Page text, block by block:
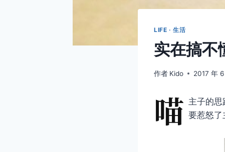
LIFE · 生活
实在搞不
作者 Kido 2017 年
喵 主子的
要惹怒了